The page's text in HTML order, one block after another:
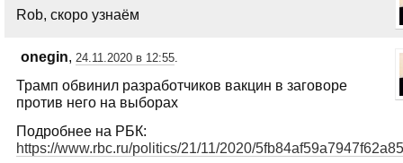
Rob, скоро узнаём
onegin, 24.11.2020 в 12:55.
Трамп обвинил разработчиков вакцин в заговоре
против него на выборах
Подробнее на РБК:
https://www.rbc.ru/politics/21/11/2020/